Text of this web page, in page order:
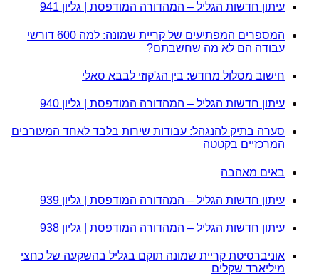
עיתון חדשות הגליל – המהדורה המודפסת | גליון 941
המספרים המפתיעים של קריית שמונה: למה 600 דורשי
עבודה הם לא מה שחשבתם?
חישוב מסלול מחדש: בין הג'קוזי לבבא סאלי
עיתון חדשות הגליל – המהדורה המודפסת | גליון 940
סערה בתיק להנגהל: עבודות שירות בלבד לאחד המעורבים
המרכזיים בקטטה
באים מאהבה
עיתון חדשות הגליל – המהדורה המודפסת | גליון 939
עיתון חדשות הגליל – המהדורה המודפסת | גליון 938
אוניברסיטת קריית שמונה תוקם בגליל בהשקעה של כחצי
מיליארד שקלים